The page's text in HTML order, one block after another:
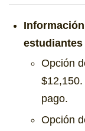
estudiantes
Opción
$12,150.
pago.
Opción